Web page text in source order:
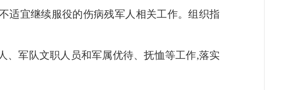
适宜继续服役的伤病残军人相关工作。组织指
、军队文职人员和军属优待、抚恤等工作,落实